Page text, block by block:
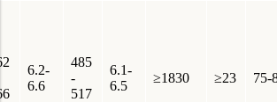
6.2-
6.6
485
-
517
6.1-
6.5
≥1830 ≥23 75-